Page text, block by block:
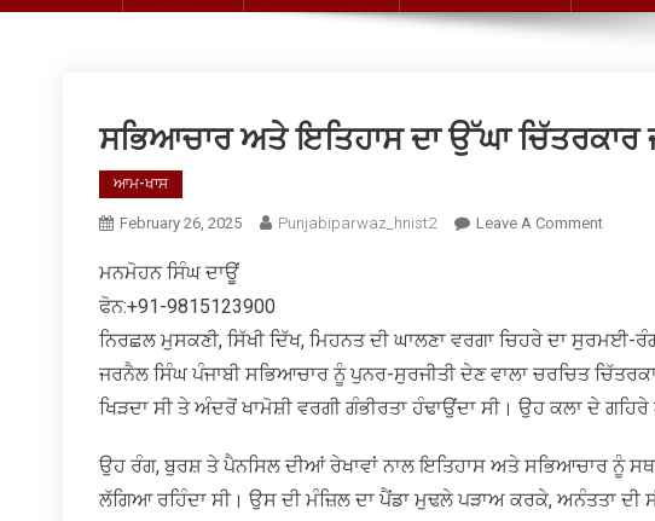
ਸਭਿਆਚਾਰ ਅਤੇ ਇਤਿਹਾਸ ਦਾ ਉੱਘਾ ਚਿੱਤਰਕਾਰ
ਆਮ-ਖਾਸ
February 26, 2025 Punjabiparwaz_hnist2 Leave A CommentOn
ਦਾ
ਉੱਘਾ
ਜਰਨੈਲ
ਮਨਮੋਹਨ ਸਿੰਘ ਦਾਊਂ
ਫੋਨ:+91-9815123900
ਨਿਰਛਲ ਮੁਸਕਣੀ, ਸਿੱਖੀ ਦਿੱਖ, ਮਿਹਨਤ ਦੀ ਘਾਲਣਾ ਵਰਗਾ ਚਿਹਰੇ ਦਾ ਸੁਰਮਈ-
ਜਰਨੈਲ ਸਿੰਘ ਪੰਜਾਬੀ ਸਭਿਆਚਾਰ ਨੂੰ ਪੁਨਰ-ਸੁਰਜੀਤੀ ਦੇਣ ਵਾਲਾ ਚਰਚਿਤ
ਖਿੜਦਾ ਸੀ ਤੇ ਅੰਦਰੋਂ ਖਾਮੋਸ਼ੀ ਵਰਗੀ ਗੰਭੀਰਤਾ ਹੰਢਾਉਂਦਾ ਸੀ। ਉਹ ਕਲਾ ਦੇ
ਉਹ ਰੰਗ, ਬੁਰਸ਼ ਤੇ ਪੈਨਸਿਲ ਦੀਆਂ ਰੇਖਾਵਾਂ ਨਾਲ ਇਤਿਹਾਸ ਅਤੇ ਸਭਿਆਚਾਰ ਨੂੰ
ਲੱਗਿਆ ਰਹਿੰਦਾ ਸੀ। ਉਸ ਦੀ ਮੰਜ਼ਿਲ ਦਾ ਪੈਂਡਾ ਮੁਢਲੇ ਪੜਾਅ ਕਰਕੇ, ਅਨੰਤਤਾ ਦੀ